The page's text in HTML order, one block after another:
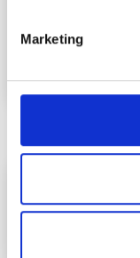
Marketing